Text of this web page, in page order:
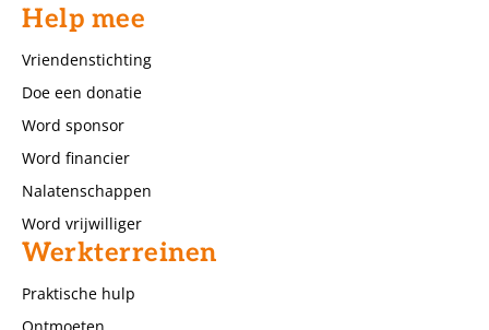
Help mee
Vriendenstichting
Doe een donatie
Word sponsor
Word financier
Nalatenschappen
Word vrijwilliger
Werkterreinen
Praktische hulp